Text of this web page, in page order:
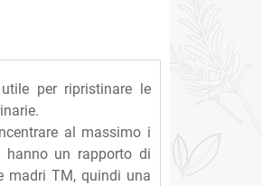
per ripristinare le
al massimo i
un rapporto di
madri TM, quindi una